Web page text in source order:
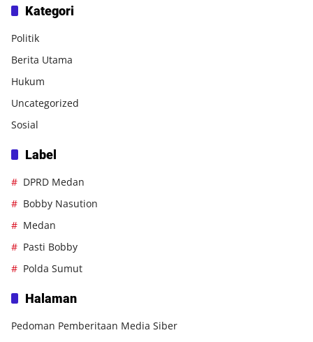
Kategori
Politik
Berita Utama
Hukum
Uncategorized
Sosial
Label
DPRD Medan
Bobby Nasution
Medan
Pasti Bobby
Polda Sumut
Halaman
Pedoman Pemberitaan Media Siber